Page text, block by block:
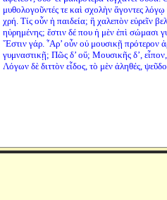
μυθολογοῦντές τε καὶ σχολὴν ἄγοντες
χρή. Τίς οὖν ἡ παιδεία; ἢ χαλεπὸν εὑρεῖν
ηὑρημένης; ἔστιν δέ που ἡ μὲν ἐπὶ σώμασι
῎Εστιν γάρ. ῏Αρ’ οὖν οὐ μουσικῇ πρότερον
γυμναστικῇ; Πῶς δ’ οὔ; Μουσικῆς δ’,
Λόγων δὲ διττὸν εἶδος, τὸ μὲν ἀληθές,